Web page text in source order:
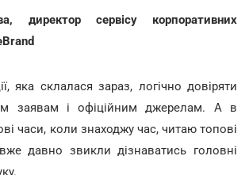
директор сервісу корпоративних
яка склалася зараз, логічно довіряти
заявам і офіційним джерелам. А в
часи, коли знаходжу час, читаю топові
давно звикли дізнаватись головні